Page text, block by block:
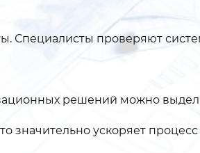
Специалисты проверяют
решений можно
значительно ускоряет процесс